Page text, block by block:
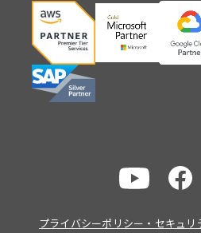
プライバシーポリシー・セキュリ